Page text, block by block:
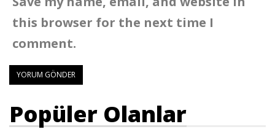
this browser for the next time I
comment.
Popüler Olanlar